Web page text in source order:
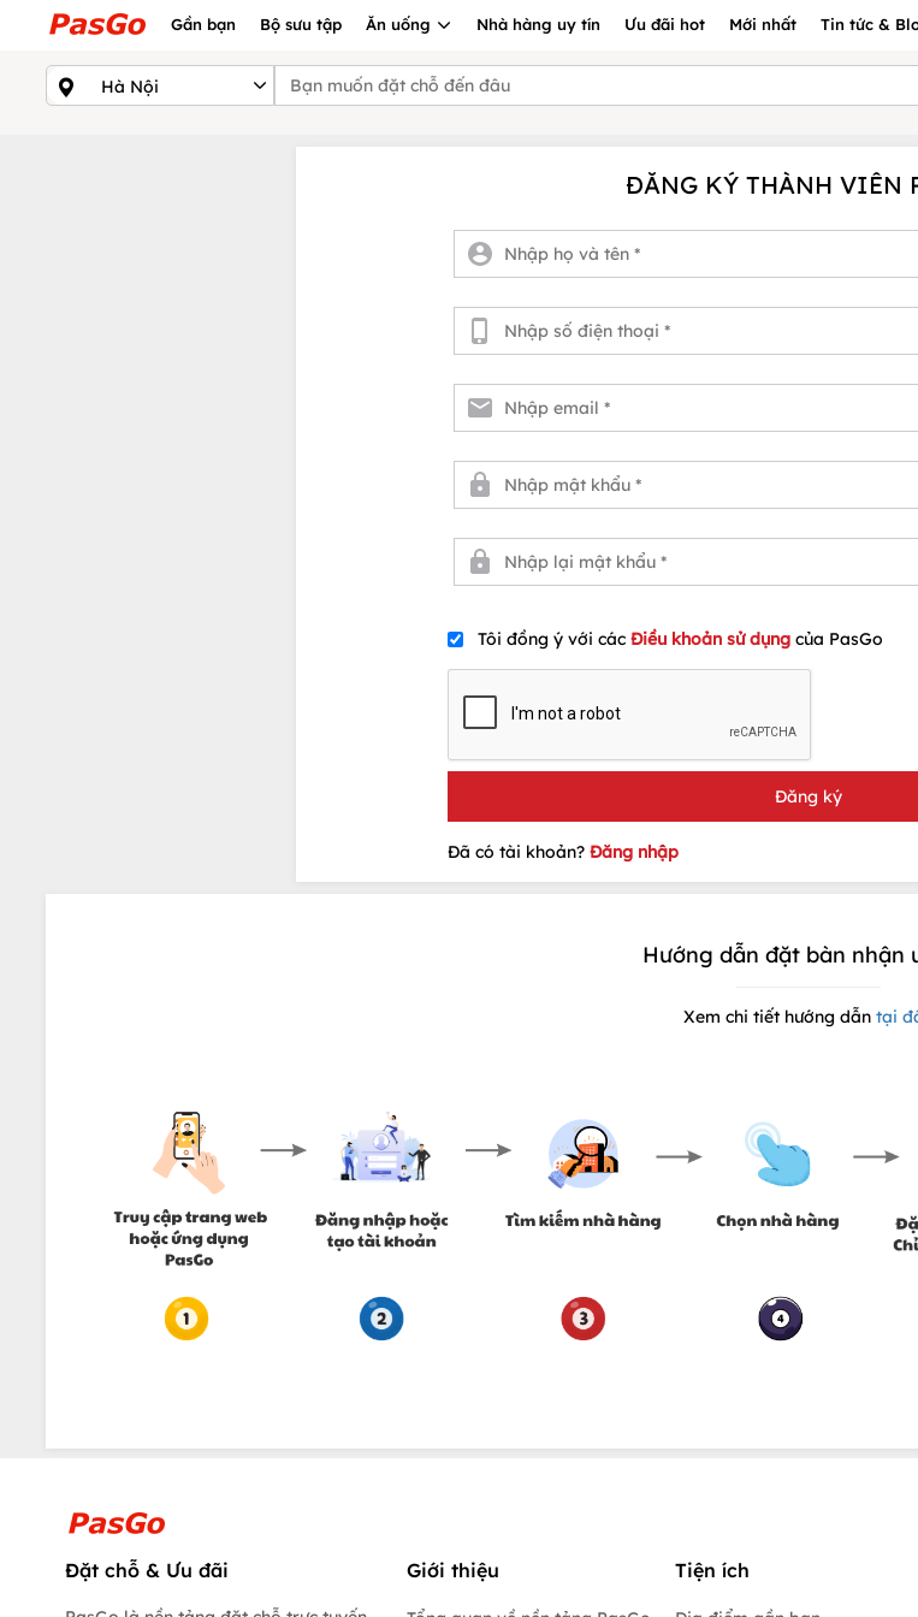
Gần bạn Bộ sưu tập Ăn uống Nhà hàng uy tín Ưu đãi hot Mới nhất Tin tức &
ĐĂNG KÝ THÀNH VIÊN
Tôi đồng ý với các Điều khoản sử dụng của PasGo
Đã có tài khoản? Đăng nhập
Hướng dẫn đặt bàn nhận
Xem chi tiết hướng dẫn tại
Đặt chỗ & Ưu đãi Giới thiệu Tiện ích